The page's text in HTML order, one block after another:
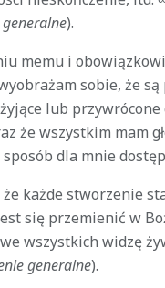
).
memu i
sobie, że
lub
że wszystkim mam
dla mnie
każde stworzenie
się przemienić w
wszystkich widzę
generalne).